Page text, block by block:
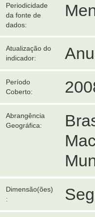
Periodicidade
da fonte de
dados:
Atualização do
indicador:
Período
Coberto:
Abrangência
Geográfica:
Dimensão(ões)
: